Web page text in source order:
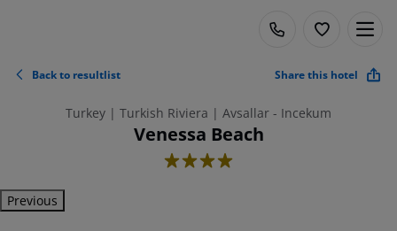
Back to resultlist Share this hotel
Turkey | Turkish Riviera | Avsallar - Incekum
Venessa Beach
4
Previous